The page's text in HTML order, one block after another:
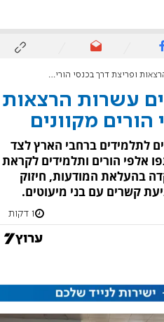
דרך בכנסי הורים מקוונים
עשרות הרצאות
הורים מקוונים
לתלמידים ברחבי הארץ לצד
אלפי הורים ותלמידים לקראת
בהעלאת המודעות, חיזוק
קשרים עם בני מיעוטים.
1 דקות